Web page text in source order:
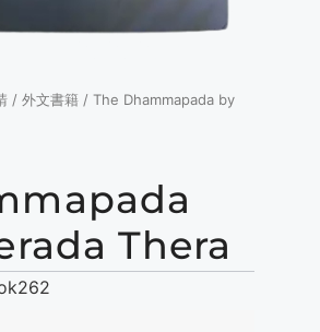
/ 外文書籍 / The Dhammapada by
Thera